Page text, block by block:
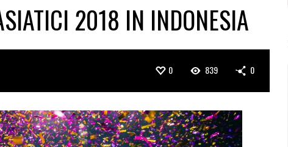
2018 IN INDONESIA
0 839 0